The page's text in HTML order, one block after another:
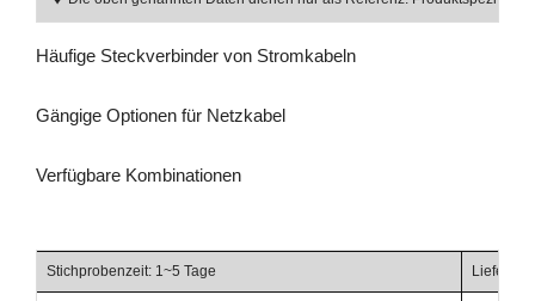
Häufige Steckverbinder von Stromkabeln
Gängige Optionen für Netzkabel
Verfügbare Kombinationen
Stichprobenzeit: 1~5 Tage